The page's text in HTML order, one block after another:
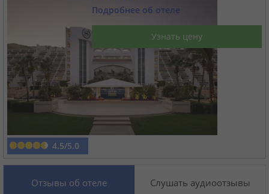
Статьи
70129 отзывов наших туристов
Сертификаты
4.5/5.0
Подробнее об отеле
Узнать цену
Отзывы об отеле Слушать аудиоотзывы